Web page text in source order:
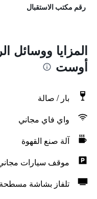
رقم مكتب الاستقبال
المزايا ووسائل
أوست
بار / صالة
واي فاي مجاني
آلة صنع القهوة
موقف سيارات
تلفاز بشاشة مسطحة